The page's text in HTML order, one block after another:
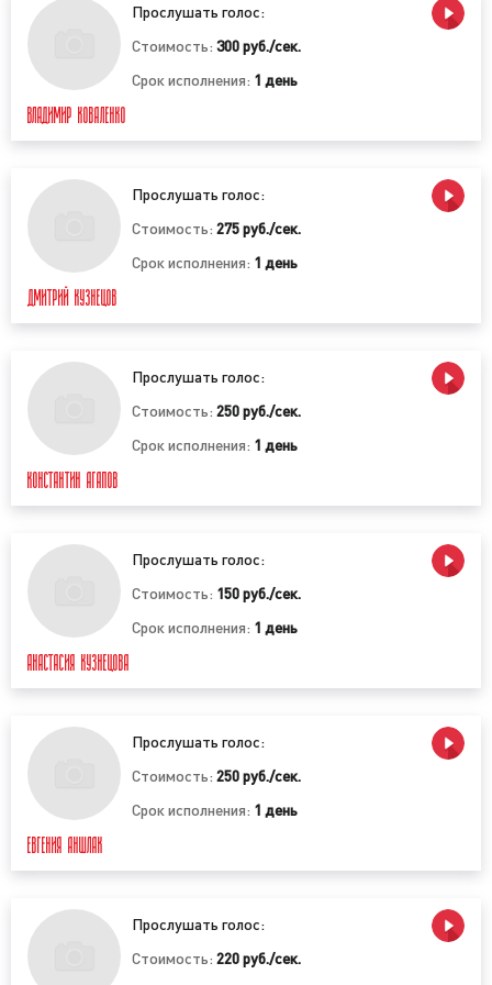
«вирусные» ролики (до 10 сек.);
презентационные ролики (от 5 до 30 сек.);
блиц-ролики (менее 30 сек.);
аудиоклипы (от 30 сек. и более);
документальные ролики (от 5 минут);
обучающие аудиоролики (от 10 минут).
2) По содержанию (аудиоконтенту):
имиджевые (брендовые) аудиоролики;
обучающие аудиоролики;
социальные аудиоролики;
вирусные аудиоролики;
документальные аудиоролики;
рекламные аудиоролики.
3) В зависимости от целей:
аудиоклип с участием актеров
(постановочный);
имиджевый аудиоролик;
рекламный аудиоролик.
4) По формату аудиоролика:
заставки;
репортажи;
спонсорский ролик;
рекламные аудиоролики;
музыкальные логотипы;
игровые аудиоролики.
разнообразие аудиороликов, которые
записываются (производятся) для достижения
самых разных целей. Вместе с тем, для того, чтобы
Прослушать голос:
Стоимость: 300 руб./сек.
Срок исполнения: 1 день
ВЛАДИМИР КОВАЛЕНКО
Прослушать голос:
Стоимость: 275 руб./сек.
Срок исполнения: 1 день
ДМИТРИЙ КУЗНЕЦОВ
Прослушать голос:
Стоимость: 250 руб./сек.
Срок исполнения: 1 день
КОНСТАНТИН АГАПОВ
Прослушать голос:
Стоимость: 150 руб./сек.
Срок исполнения: 1 день
АНАСТАСИЯ КУЗНЕЦОВА
Прослушать голос:
Стоимость: 250 руб./сек.
Срок исполнения: 1 день
ЕВГЕНИЯ АНШЛАК
Прослушать голос:
Стоимость: 220 руб./сек.